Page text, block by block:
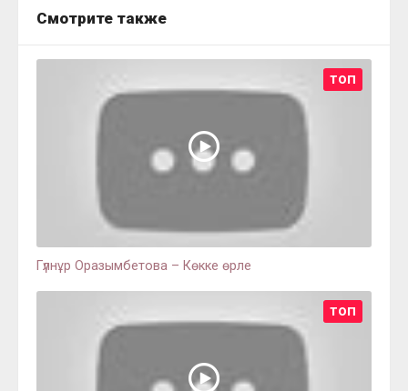
Смотрите также
ТОП
Гүлнұр Оразымбетова – Көкке өрле
ТОП